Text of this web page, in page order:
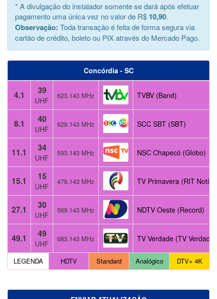
* A divulgação do instalador somente se dará após efetuar
pagamento uma única vez no valor de R$ 10,90.
Observação: Toda transação é feita de forma segura via
cartão de crédito, boleto ou PIX através do Mercado Pago.
Concórdia - SC
4.1 39
UHF
623.143 MHz TVBV (Band)
8.1 40
UHF
629.143 MHz SCC SBT (SBT)
11.1 34
UHF
593.143 MHz NSC Chapecó (Globo)
15.1 15
UHF
479.143 MHz TV Primavera (RIT
27.1 30
UHF
569.143 MHz NDTV Oeste (Record)
49.1 49
UHF
683.143 MHz TV Verdade (TV Verdade)
LEGENDA HDTV Standard Analógico DTV+ 4K